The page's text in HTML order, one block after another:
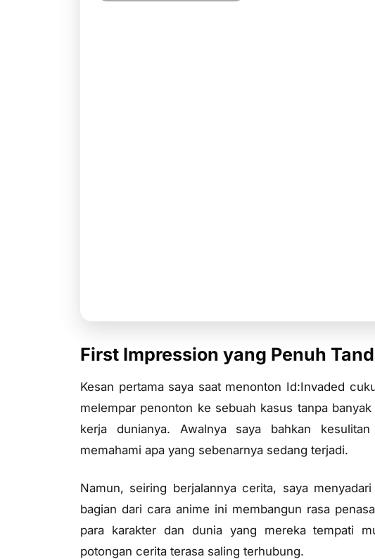
First Impression yang Penuh
Kesan pertama saya saat menonton Id:Invaded
melempar penonton ke sebuah kasus tanpa
kerja dunianya. Awalnya saya bahkan
memahami apa yang sebenarnya sedang terjadi.
Namun, seiring berjalannya cerita, saya
bagian dari cara anime ini membangun rasa
para karakter dan dunia yang mereka tempati
potongan cerita terasa saling terhubung.